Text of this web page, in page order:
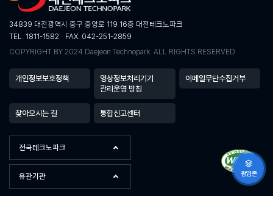
34839 대전광역시 중구 중앙로 119 16층 대전테크노파크
TEL. 1811-1582
FAX. 042-251-2859
COPYRIGHT BY 2024 Daejeon Technopark. ALL RIGHTS RESERVED
전국테크노파크
유관기관
개인정보보호정책
영상정보처리기기
관리운영 방침
이메일무단수집거부
찾아오시는 길 통합신고센터
팝업존